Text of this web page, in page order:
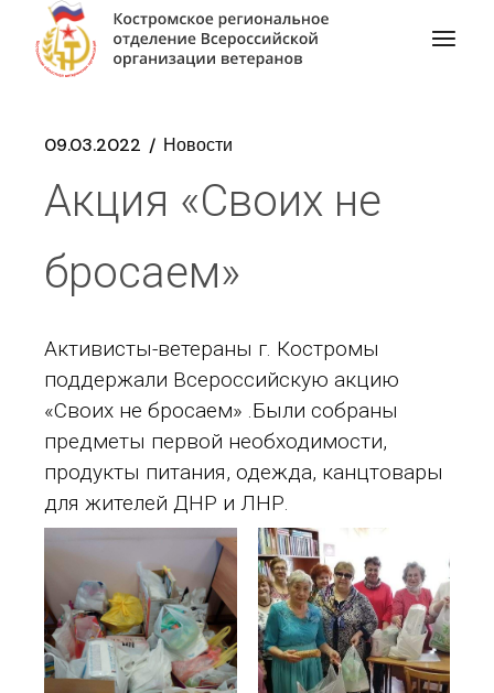
09.03.2022 Новости
Акция «Своих не
бросаем»
Активисты-ветераны г. Костромы
поддержали Всероссийскую акцию
«Своих не бросаем» .Были собраны
предметы первой необходимости,
продукты питания, одежда, канцтовары
для жителей ДНР и ЛНР.